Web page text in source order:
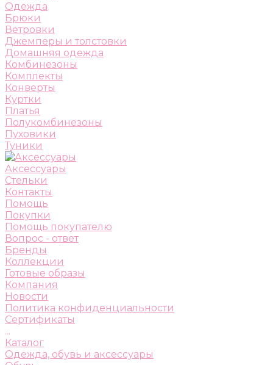
Одежда
Брюки
Ветровки
Джемперы и толстовки
Домашняя одежда
Комбинезоны
Комплекты
Конверты
Куртки
Платья
Полукомбинезоны
Пуховики
Туники
Аксессуары
Стельки
Контакты
Помощь
Покупки
Помощь покупателю
Вопрос - ответ
Бренды
Коллекции
Готовые образы
Компания
Новости
Политика конфиденциальности
Сертификаты
...
Каталог
Одежда, обувь и аксессуары